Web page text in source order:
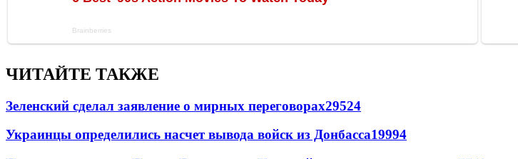
ЧИТАЙТЕ ТАКЖЕ
Зеленский сделал заявление о мирных переговорах29524
Украинцы определились насчет вывода войск из Донбасса19994